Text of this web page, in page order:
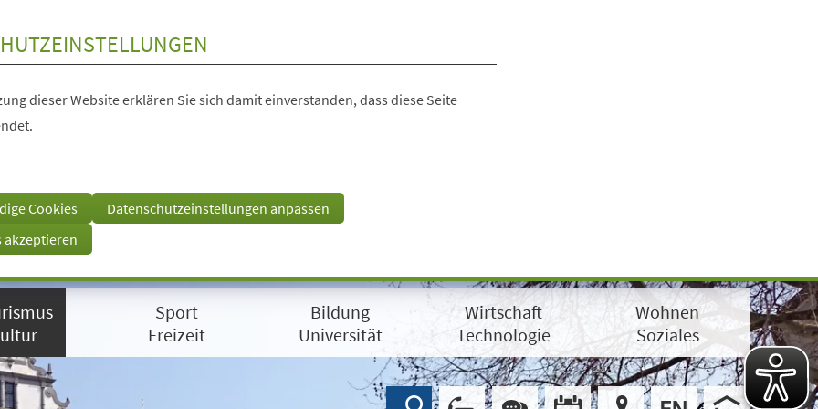
dieser Website erklären Sie sich damit einverstanden, dass diese Seite
Cookies
Datenschutzeinstellungen anpassen
akzeptieren
Sport
Freizeit
Bildung
Universität
Wirtschaft
Technologie
Wohnen
Soziales